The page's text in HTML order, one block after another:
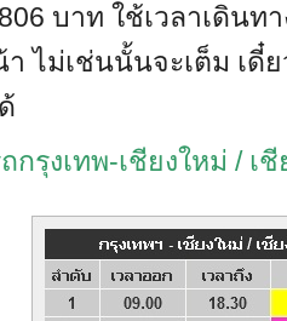
บาท ใช้เวลาเดิน
ไม่เช่นนั้นจะเต็ม เดี๋
กรุงเทพ-เชียงใหม่ /